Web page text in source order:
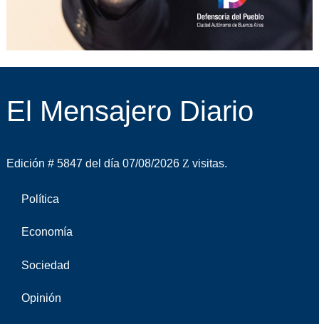
El Mensajero Diario
Edición # 5847 del día 07/08/2026 visitas.
Política
Economía
Sociedad
Opinión